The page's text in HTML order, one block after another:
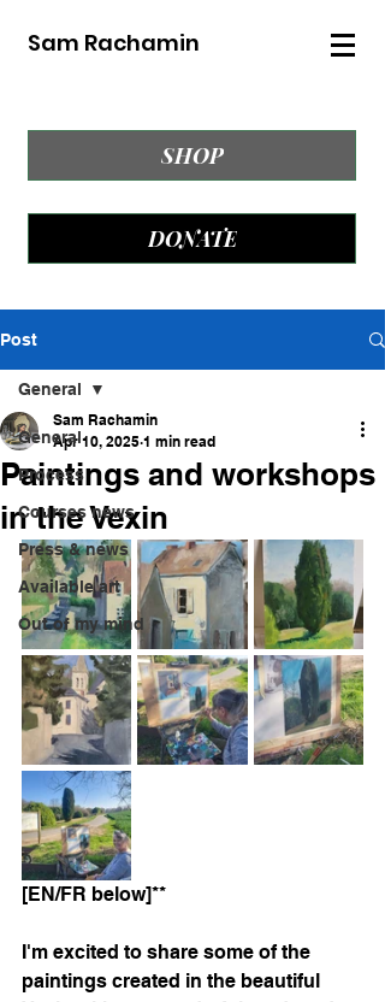
Sam Rachamin
SHOP
DONATE
Post
General
Process
Courses news
Press & news
Available art
Out of my mind
General
Paintings and workshops
in the Vexin
Sam Rachamin
Apr 10, 2025 1 min read
[EN/FR below]**
I'm excited to share some of the
paintings created in the beautiful